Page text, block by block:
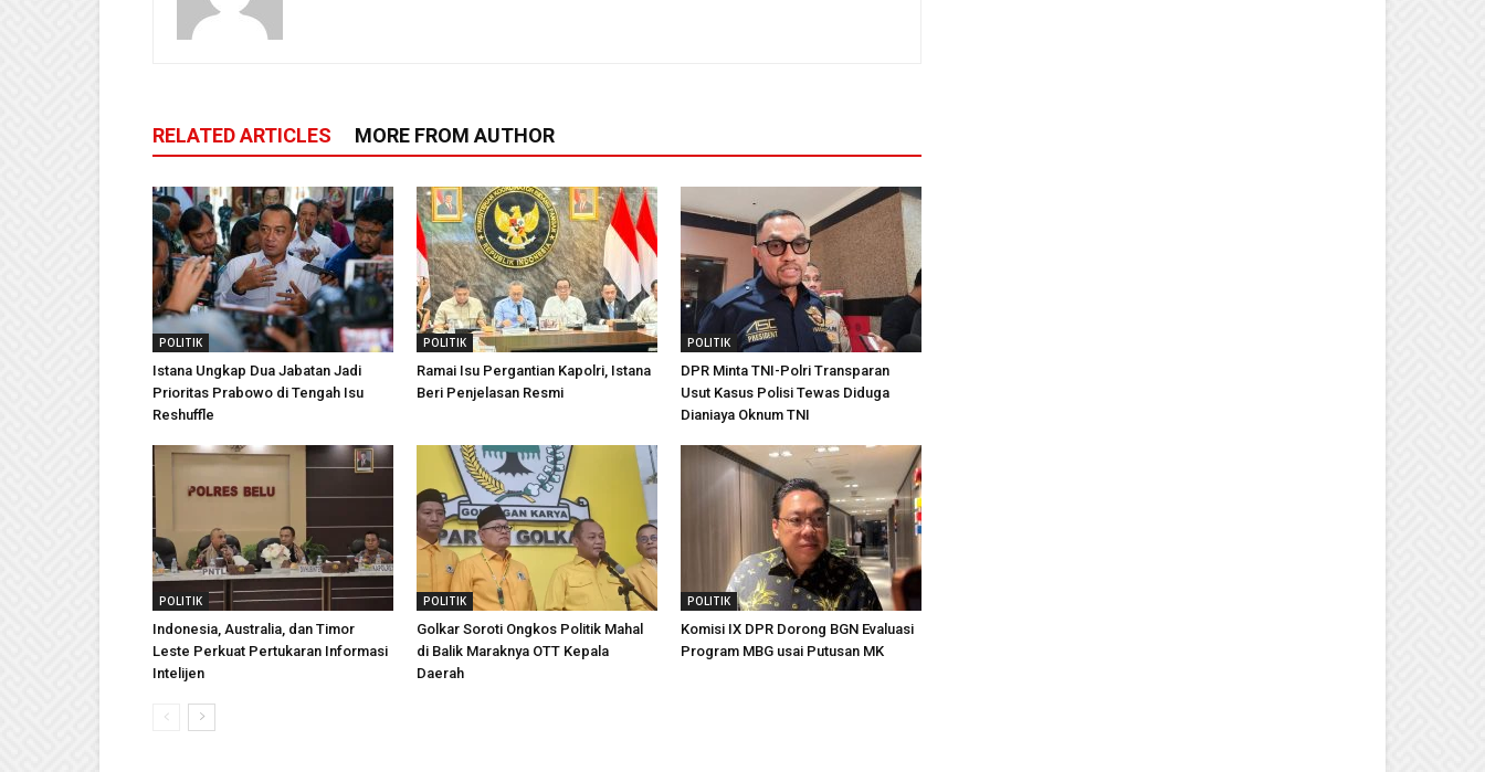
RELATED ARTICLES MORE FROM AUTHOR
POLITIK
Istana Ungkap Dua Jabatan Jadi
Prioritas Prabowo di Tengah Isu
Reshuffle
POLITIK
Ramai Isu Pergantian Kapolri, Istana
Beri Penjelasan Resmi
POLITIK
DPR Minta TNI-Polri Transparan
Usut Kasus Polisi Tewas Diduga
Dianiaya Oknum TNI
POLITIK
Indonesia, Australia, dan Timor
Leste Perkuat Pertukaran Informasi
Intelijen
POLITIK
Golkar Soroti Ongkos Politik Mahal
di Balik Maraknya OTT Kepala
Daerah
POLITIK
Komisi IX DPR Dorong BGN Evaluasi
Program MBG usai Putusan MK